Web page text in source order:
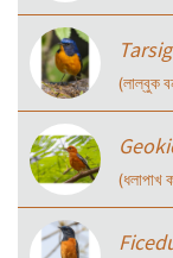
(লাল্বুক
(ধলাপাখ